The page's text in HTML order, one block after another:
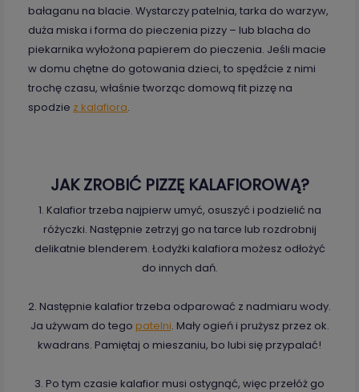
bałaganu na blacie. Wystarczy patelnia, tarka do warzyw,
duża miska i forma do pieczenia pizzy – lub blacha do
piekarnika wyłożona papierem do pieczenia. Jeśli macie
w domu chętne do gotowania dzieci, to spędźcie z nimi
trochę czasu, właśnie tworząc domową fit pizzę na
spodzie z kalafiora.
JAK ZROBIĆ PIZZĘ KALAFIOROWĄ?
1. Kalafior trzeba najpierw umyć, osuszyć i podzielić na
różyczki. Następnie zetrzyj go na tarce lub rozdrobnij
delikatnie blenderem. Łodyżki kalafiora możesz odłożyć
do innych dań.
2. Następnie kalafior trzeba odparować z nadmiaru wody.
Ja używam do tego patelni. Mały ogień i prużysz przez ok.
kwadrans. Pamiętaj o mieszaniu, bo lubi się przypalać!
3. Po tym czasie kalafior musi ostygnąć, więc przełóż go